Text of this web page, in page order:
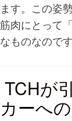
ます。この姿
筋肉にとって
なものなのです
TCHが
カーへ